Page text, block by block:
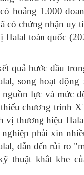
hoảng 1.000
có chứng nhận
Halal toàn quốc
quả bước đầu
song hoạt
nguồn lực và mức
chương trình
vị thương hiệu
phải xin
dẫn đến rủi ro
thuật khắt khe